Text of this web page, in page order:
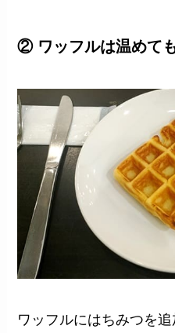
② ワッフルは温めて
ワッフルにはちみつを